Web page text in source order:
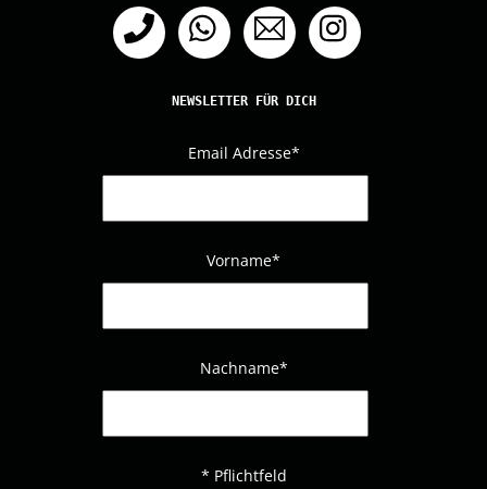
Telefon WhatsApp Email
NEWSLETTER FÜR DICH
Email Adresse*
Vorname*
Nachname*
* Pflichtfeld